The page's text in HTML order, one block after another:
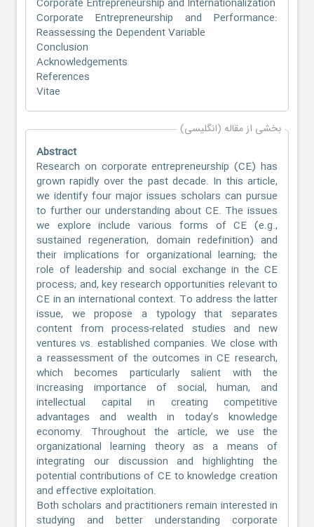
Corporate Entrepreneurship and Internationalization
Corporate Entrepreneurship and Performance:
Reassessing the Dependent Variable
Conclusion
Acknowledgements
References
Vitae
بخشی از مقاله (انگلیسی)
Abstract
Research on corporate entrepreneurship (CE) has
grown rapidly over the past decade. In this article,
we identify four major issues scholars can pursue
to further our understanding about CE. The issues
we explore include various forms of CE (e.g.,
sustained regeneration, domain redefinition) and
their implications for organizational learning; the
role of leadership and social exchange in the CE
process; and, key research opportunities relevant to
CE in an international context. To address the latter
issue, we propose a typology that separates
content from process-related studies and new
ventures vs. established companies. We close with
a reassessment of the outcomes in CE research,
which becomes particularly salient with the
increasing importance of social, human, and
intellectual capital in creating competitive
advantages and wealth in today’s knowledge
economy. Throughout the article, we use the
organizational learning theory as a means of
integrating our discussion and highlighting the
potential contributions of CE to knowledge creation
and effective exploitation.
Both scholars and practitioners remain interested in
studying and better understanding corporate